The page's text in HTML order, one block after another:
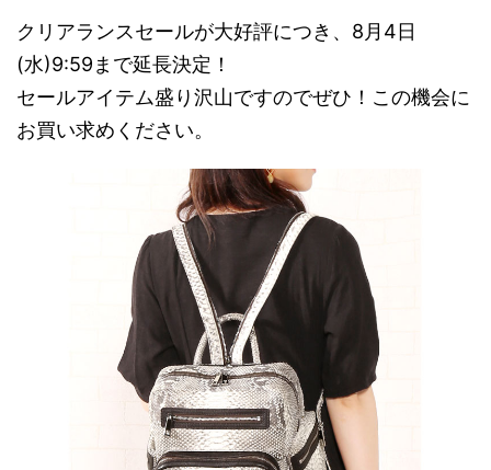
クリアランスセールが大好評につき、8月4日
(水)9:59まで延長決定！
セールアイテム盛り沢山ですのでぜひ！この機会に
お買い求めください。